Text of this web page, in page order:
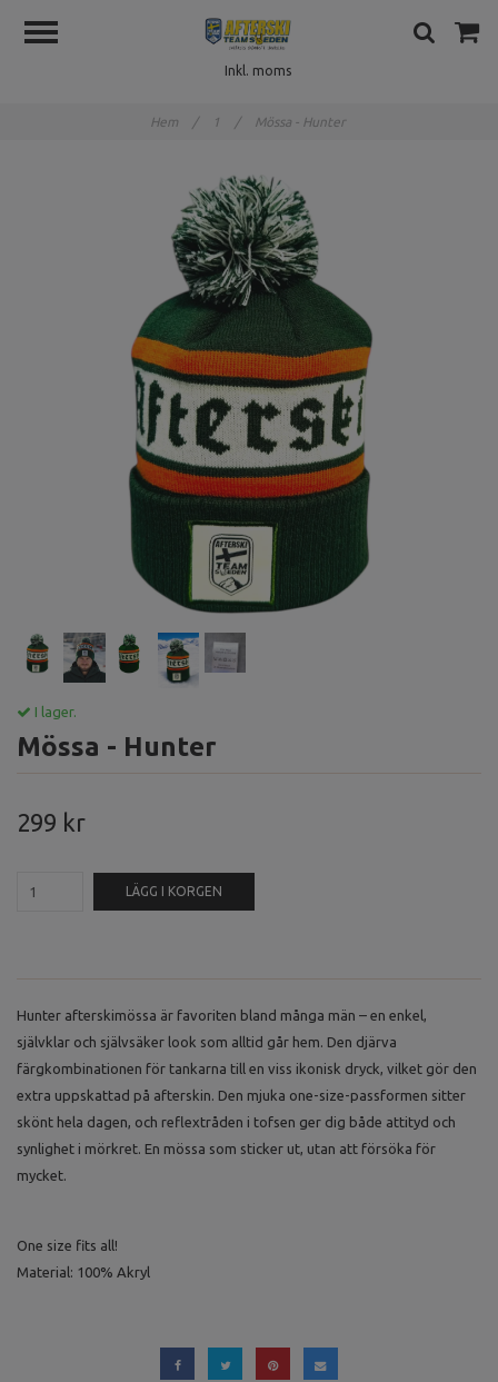
Inkl. moms
Hem / 1 / Mössa - Hunter
I lager.
Mössa - Hunter
299 kr
LÄGG I KORGEN
Hunter afterskimössa är favoriten bland många män – en enkel,
självklar och självsäker look som alltid går hem. Den djärva
färgkombinationen för tankarna till en viss ikonisk dryck, vilket gör den
extra uppskattad på afterskin. Den mjuka one-size-passformen sitter
skönt hela dagen, och reflextråden i tofsen ger dig både attityd och
synlighet i mörkret. En mössa som sticker ut, utan att försöka för
mycket.
One size fits all!
Material: 100% Akryl